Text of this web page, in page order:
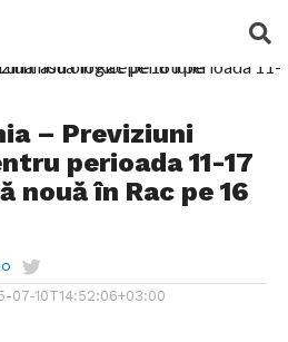
– Previziuni
perioada 11-17
nouă în Rac pe 16
07-10T14:52:06+03:00